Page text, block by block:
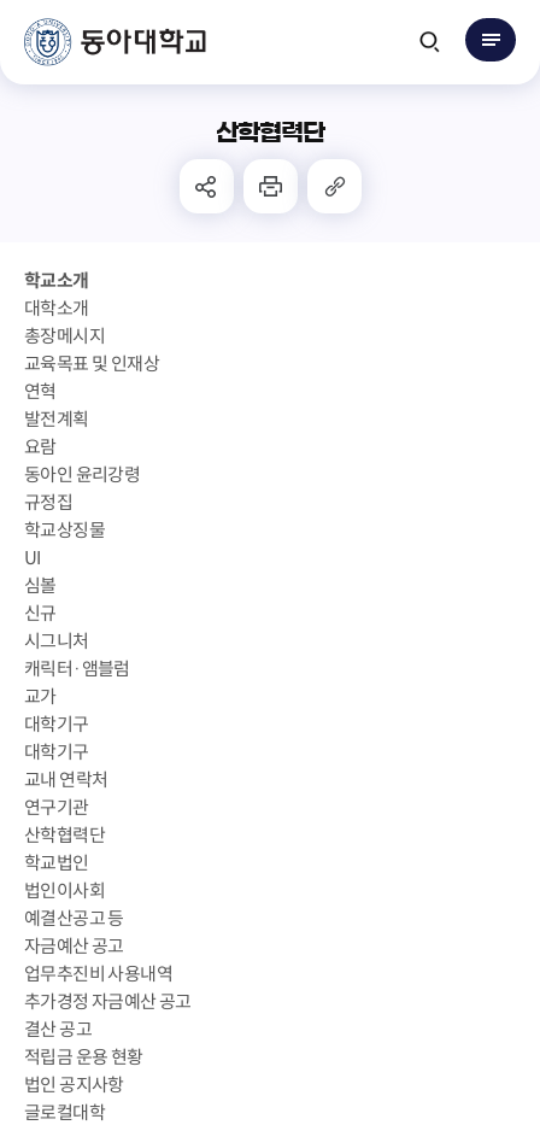
산학협력단
학교소개
대학소개
총장메시지
교육목표 및 인재상
연혁
발전계획
요람
동아인 윤리강령
규정집
학교상징물
UI
심볼
신규
시그니처
캐릭터·앰블럼
교가
대학기구
대학기구
교내 연락처
연구기관
산학협력단
학교법인
법인이사회
예결산공고 등
자금예산 공고
업무추진비 사용내역
추가경정 자금예산 공고
결산 공고
적립금 운용 현황
법인 공지사항
글로컬대학